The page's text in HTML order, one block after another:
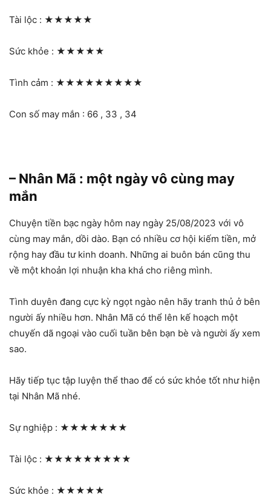
Tài lộc : ★★★★★
Sức khỏe : ★★★★★
Tình cảm : ★★★★★★★★★
Con số may mắn : 66 , 33 , 34
– Nhân Mã : một ngày vô cùng may
mắn
Chuyện tiền bạc ngày hôm nay ngày 25/08/2023 với vô
cùng may mắn, dồi dào. Bạn có nhiều cơ hội kiếm tiền, mở
rộng hay đầu tư kinh doanh. Những ai buôn bán cũng thu
về một khoản lợi nhuận kha khá cho riêng mình.
Tình duyên đang cực kỳ ngọt ngào nên hãy tranh thủ ở bên
người ấy nhiều hơn. Nhân Mã có thể lên kế hoạch một
chuyến dã ngoại vào cuối tuần bên bạn bè và người ấy xem
sao.
Hãy tiếp tục tập luyện thể thao để có sức khỏe tốt như hiện
tại Nhân Mã nhé.
Sự nghiệp : ★★★★★★★
Tài lộc : ★★★★★★★★★
Sức khỏe : ★★★★★